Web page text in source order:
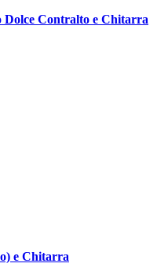
Dolce Contralto e Chitarra
e Chitarra